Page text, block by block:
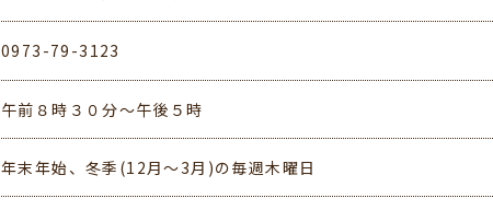
0973-79-3123
午前８時３０分～午後５時
年末年始、冬季(12月～3月)の毎週木曜日